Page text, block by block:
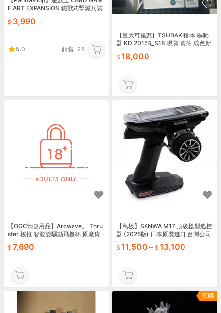
E ART EXPANSION 鐵獸式擊滅兵裝
3,990
5.0 銷售 28
【量大可優惠】TSUBAKI椿本 驅動
器 KD 2015B_S18 現貨 實拍 成色新
18,000
【OGC情趣用品】Arcwave。 Thru
ster 梭推 智能雙驅動飛機杯 原廠貨
7,690
【萬板】SANWA M17 頂級槍型遙控
器 (2025版) 日本原裝進口 台灣公司
11,500 ~ 13,100